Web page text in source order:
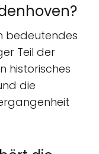
bedeutendes
Teil der
historisches
die